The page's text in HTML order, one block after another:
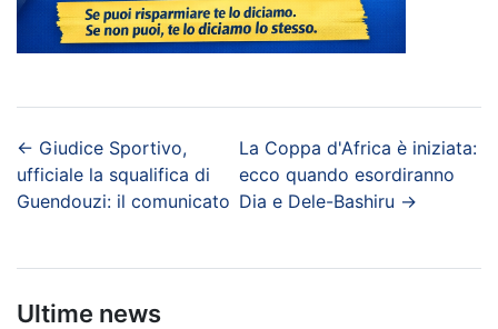
← Giudice Sportivo,
ufficiale la squalifica di
Guendouzi: il comunicato
La Coppa d'Africa è iniziata:
ecco quando esordiranno
Dia e Dele-Bashiru →
Ultime news